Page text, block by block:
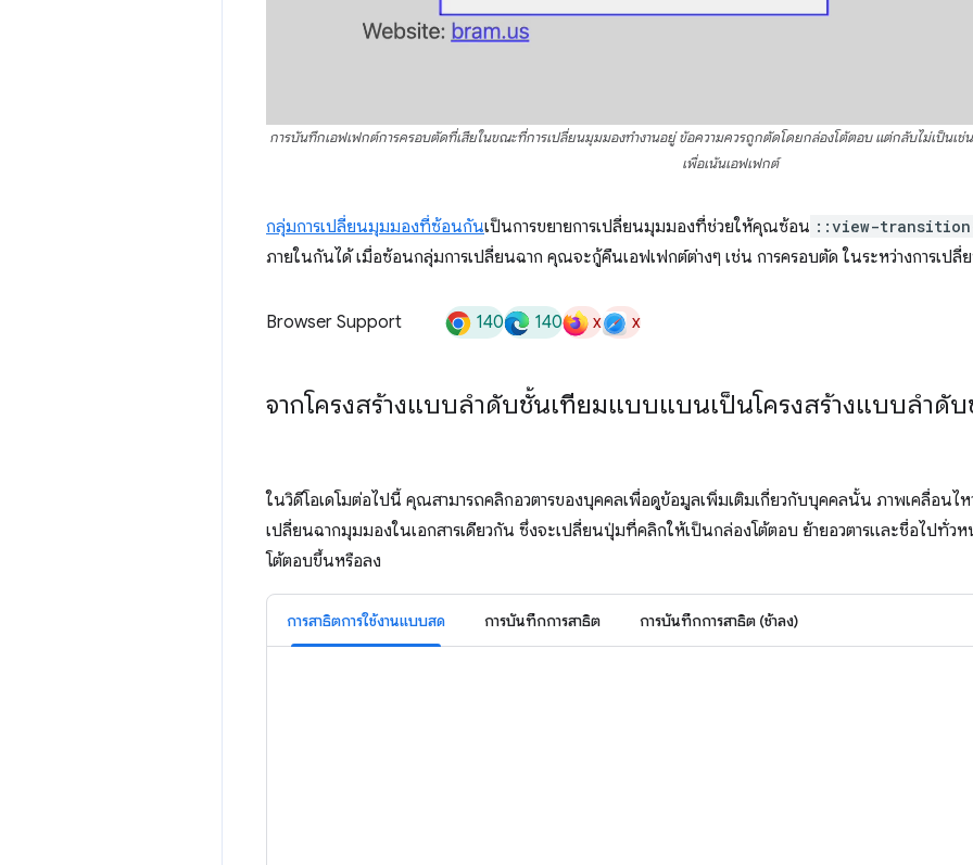
การบันทึกเอฟเฟกต์การครอบตัดที่เสียในขณะที่การเปลี่ยนมุมมองทำงานอยู่ ข้อความควรถูกตัดโดยกล่องโต้ตอบ แต่กลับไม่เป็นเช่น
เพื่อเน้นเอฟเฟกต์
กลุ่มการเปลี่ยนมุมมองที่ซ้อนกันเป็นการขยายการเปลี่ยนมุมมองที่ช่วยให้คุณซ้อน ::view-
ภายในกันได้ เมื่อซ้อนกลุ่มการเปลี่ยนฉาก คุณจะกู้คืนเอฟเฟกต์ต่างๆ เช่น การครอบตัด ในระหว่างการเปลี่
Browser Support 140 140 x x
จากโครงสร้างแบบลำดับชั้นเทียมแบบแบนเป็นโครงสร้างแบบลำ
ในวิดีโอเดโมต่อไปนี้ คุณสามารถคลิกอวตารของบุคคลเพื่อดูข้อมูลเพิ่มเติมเกี่ยวกับบุคคลนั้น ภาพเคลื่อนไห
เปลี่ยนฉากมุมมองในเอกสารเดียวกัน ซึ่งจะเปลี่ยนปุ่มที่คลิกให้เป็นกล่องโต้ตอบ ย้ายอวตารและชื่อไปทั่ว
โต้ตอบขึ้นหรือลง
การสาธิตการใช้งานแบบสด การบันทึกการสาธิต การบันทึกการสาธิต (ช้าลง)